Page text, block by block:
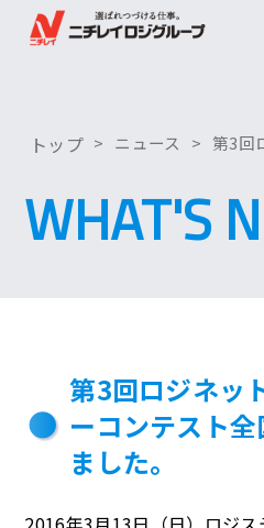
トップ ニュース 第3回
WHAT'S
第3回ロジネッ
ーコンテスト
ました。